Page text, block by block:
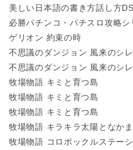
美しい日本語の書き方話し方DS
必勝パチンコ・パチスロ攻略
ゲリオン 約束の時
不思議のダンジョン 風来のシ
不思議のダンジョン 風来のシ
牧場物語 キミと育つ島
牧場物語 キミと育つ島
牧場物語 キミと育つ島
牧場物語 キラキラ太陽となか
牧場物語 コロボックルステー